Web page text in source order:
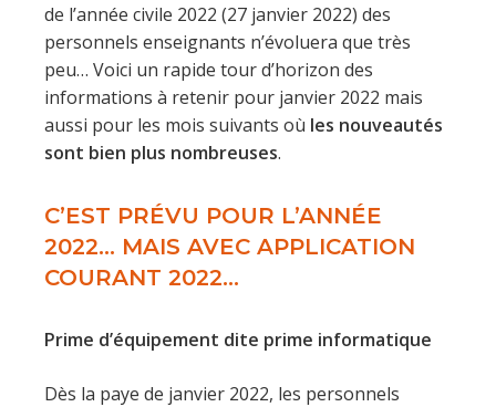
de l’année civile 2022 (27 janvier 2022) des
personnels enseignants n’évoluera que très
peu… Voici un rapide tour d’horizon des
informations à retenir pour janvier 2022 mais
aussi pour les mois suivants où les nouveautés
sont bien plus nombreuses.
C’EST PRÉVU POUR L’ANNÉE
2022… MAIS AVEC APPLICATION
COURANT 2022…
Prime d’équipement dite prime informatique
Dès la paye de janvier 2022, les personnels